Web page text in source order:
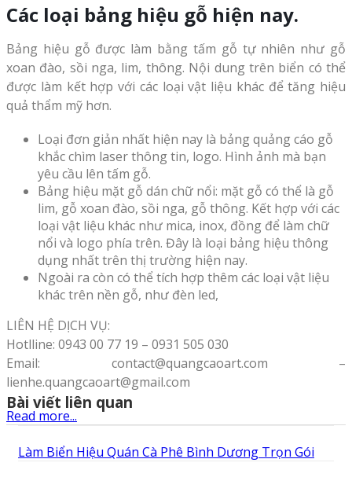
Các loại bảng hiệu gỗ hiện nay.
Bảng hiệu gỗ được làm bằng tấm gỗ tự nhiên như gỗ
xoan đào, sồi nga, lim, thông. Nội dung trên biển có thể
được làm kết hợp với các loại vật liệu khác để tăng hiệu
quả thẩm mỹ hơn.
Loại đơn giản nhất hiện nay là bảng quảng cáo gỗ
khắc chìm laser thông tin, logo. Hình ảnh mà bạn
yêu cầu lên tấm gỗ.
Bảng hiệu mặt gỗ dán chữ nổi: mặt gỗ có thể là gỗ
lim, gỗ xoan đào, sồi nga, gỗ thông. Kết hợp với các
loại vật liệu khác như mica, inox, đồng để làm chữ
nổi và logo phía trên. Đây là loại bảng hiệu thông
dụng nhất trên thị trường hiện nay.
Ngoài ra còn có thể tích hợp thêm các loại vật liệu
khác trên nền gỗ, như đèn led,
LIÊN HỆ DỊCH VỤ:
Hotlline: 0943 00 77 19 – 0931 505 030
Email: contact@quangcaoart.com –
lienhe.quangcaoart@gmail.com
Read more...
Bài viết liên quan
Làm Biển Hiệu Quán Cà Phê Bình Dương Trọn Gói